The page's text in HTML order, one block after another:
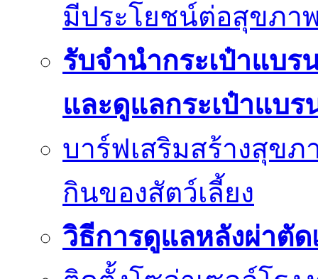
มีประโยชน์ต่อสุขภา
รับจำนำกระเป๋าแบ
และดูแลกระเป๋าแบ
บาร์ฟเสริมสร้างสุข
กินของสัตว์เลี้ยง
วิธีการดูแลหลังผ่าตั